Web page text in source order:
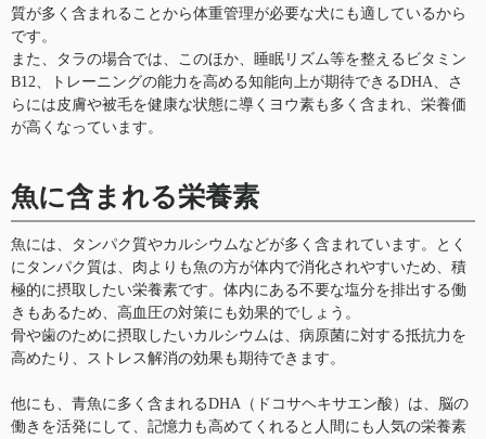
質が多く含まれることから体重管理が必要な犬にも適しているから
です。
また、タラの場合では、このほか、睡眠リズム等を整えるビタミン
B12、トレーニングの能力を高める知能向上が期待できるDHA、さ
らには皮膚や被毛を健康な状態に導くヨウ素も多く含まれ、栄養価
が高くなっています。
魚に含まれる栄養素
魚には、タンパク質やカルシウムなどが多く含まれています。とく
にタンパク質は、肉よりも魚の方が体内で消化されやすいため、積
極的に摂取したい栄養素です。体内にある不要な塩分を排出する働
きもあるため、高血圧の対策にも効果的でしょう。
骨や歯のために摂取したいカルシウムは、病原菌に対する抵抗力を
高めたり、ストレス解消の効果も期待できます。
他にも、青魚に多く含まれるDHA（ドコサヘキサエン酸）は、脳の
働きを活発にして、記憶力も高めてくれると人間にも人気の栄養素